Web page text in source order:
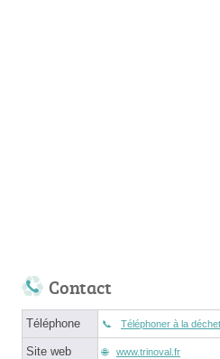
Contact
Téléphone Téléphoner à la
Site web www.trinoval.fr